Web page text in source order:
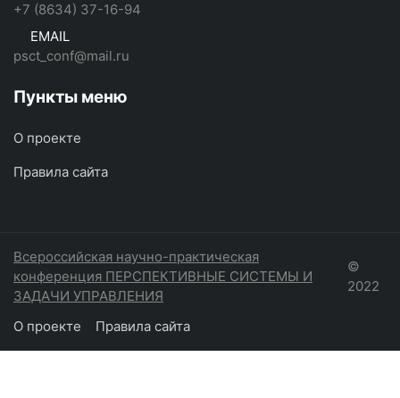
+7 (8634) 37-16-94
EMAIL
psct_conf@mail.ru
Пункты меню
О проекте
Правила сайта
Всероссийская научно-практическая
конференция ПЕРСПЕКТИВНЫЕ СИСТЕМЫ И
ЗАДАЧИ УПРАВЛЕНИЯ
©
2022
О проекте Правила сайта